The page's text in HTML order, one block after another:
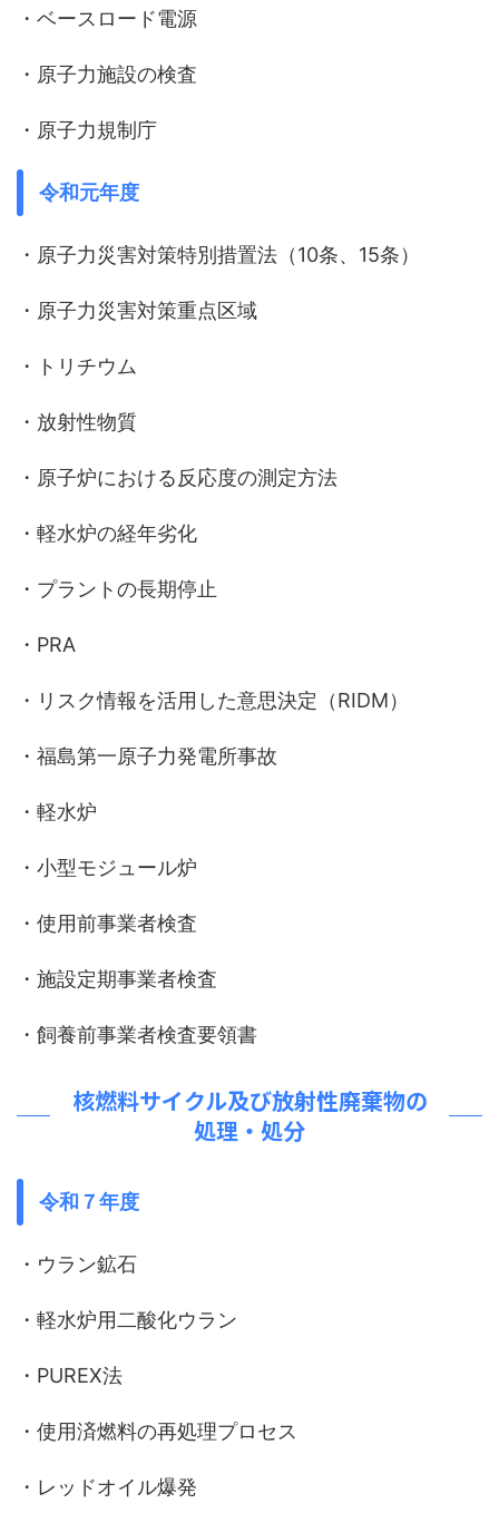
・ベースロード電源
・原子力施設の検査
・原子力規制庁
令和元年度
・原子力災害対策特別措置法（10条、15条）
・原子力災害対策重点区域
・トリチウム
・放射性物質
・原子炉における反応度の測定方法
・軽水炉の経年劣化
・プラントの長期停止
・PRA
・リスク情報を活用した意思決定（RIDM）
・福島第一原子力発電所事故
・軽水炉
・小型モジュール炉
・使用前事業者検査
・施設定期事業者検査
・飼養前事業者検査要領書
核燃料サイクル及び放射性廃棄物の
処理・処分
令和７年度
・ウラン鉱石
・軽水炉用二酸化ウラン
・PUREX法
・使用済燃料の再処理プロセス
・レッドオイル爆発